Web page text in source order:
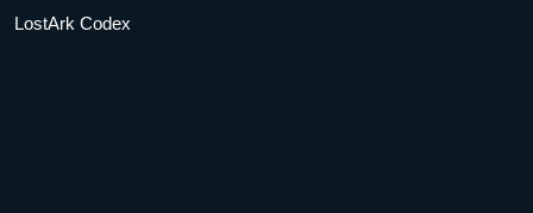
LostArk Codex